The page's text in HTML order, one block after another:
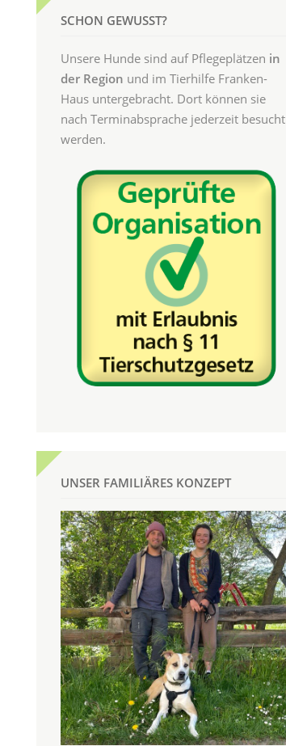
SCHON GEWUSST?
Unsere Hunde sind auf Pflegeplätzen in
der Region und im Tierhilfe Franken-
Haus untergebracht. Dort können sie
nach Terminabsprache jederzeit besucht
werden.
UNSER FAMILIÄRES KONZEPT